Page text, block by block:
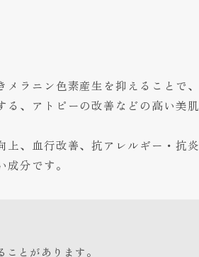
ラニン色素産生を抑えることで、
る、アトピーの改善などの高い美肌
上、血行改善、抗アレルギー・抗炎
分です。
とがあります。